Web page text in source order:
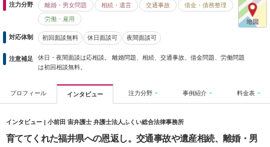
注力分野 離婚・男女問題 相続・遺言 交通事故 借金・債務整理
労働・雇用
対応体制 初回面談無料 休日面談可 夜間面談可
注意補足
休日・夜間面談は応相談。 離婚問題、相続、交通事故、借金問題、労働問題
は初回相談無料。
プロフィール インタビュー 注力分野 事例紹介 料金表
インタビュー | 小前田 宙弁護士 弁護士法人ふくい総合法律事務所
育ててくれた福井県への恩返し。交通事故や遺産相続、離婚・男